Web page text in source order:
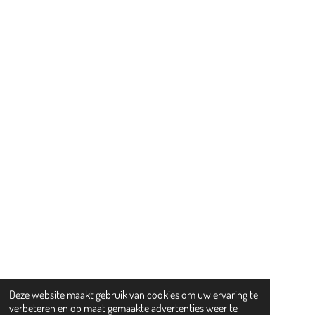
Deze website maakt gebruik van cookies om uw ervaring te
verbeteren en op maat gemaakte advertenties weer te